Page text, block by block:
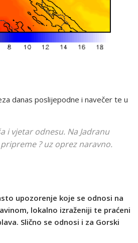
danas poslijepodne i navečer te u
i vjetar odnesu. Na Jadranu
? uz oprez naravno.
upozorenje koje se odnosi na
lokalno izraženiji te praćeni
Slično se odnosi i za Gorski